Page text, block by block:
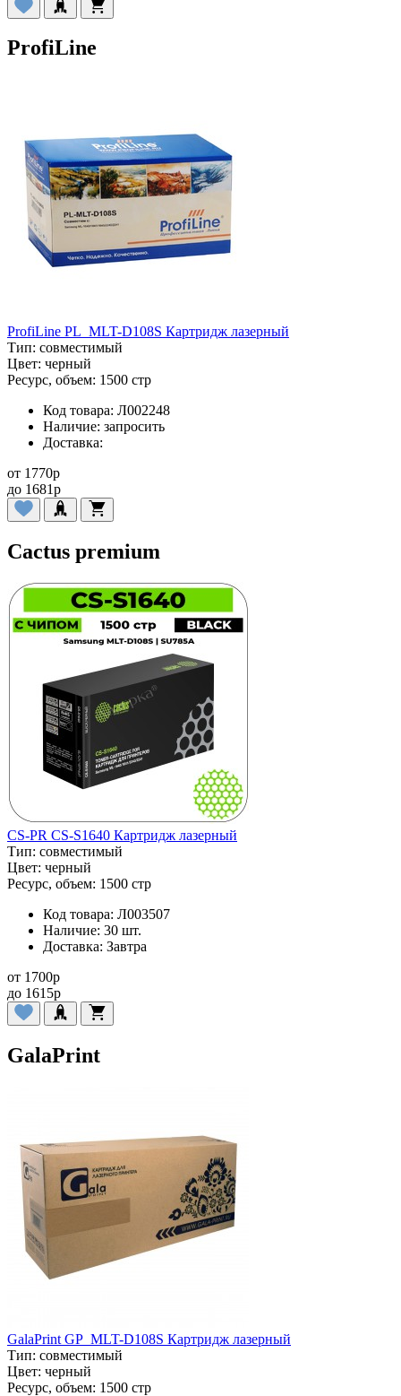
ProfiLine
ProfiLine PL_MLT-D108S Картридж лазерный
Тип: совместимый
Цвет: черный
Ресурс, объем: 1500 стр
Код товара: Л002248
Наличие: запросить
Доставка:
от 1770p
до 1681p
Cactus premium
CS-PR CS-S1640 Картридж лазерный
Тип: совместимый
Цвет: черный
Ресурс, объем: 1500 стр
Код товара: Л003507
Наличие: 30 шт.
Доставка: Завтра
от 1700p
до 1615p
GalaPrint
GalaPrint GP_MLT-D108S Картридж лазерный
Тип: совместимый
Цвет: черный
Ресурс, объем: 1500 стр